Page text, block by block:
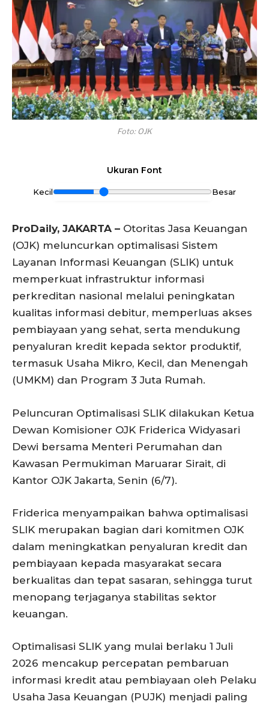
Foto: OJK
Ukuran Font
Kecil Besar
ProDaily, JAKARTA – Otoritas Jasa Keuangan
(OJK) meluncurkan optimalisasi Sistem
Layanan Informasi Keuangan (SLIK) untuk
memperkuat infrastruktur informasi
perkreditan nasional melalui peningkatan
kualitas informasi debitur, memperluas akses
pembiayaan yang sehat, serta mendukung
penyaluran kredit kepada sektor produktif,
termasuk Usaha Mikro, Kecil, dan Menengah
(UMKM) dan Program 3 Juta Rumah.
Peluncuran Optimalisasi SLIK dilakukan Ketua
Dewan Komisioner OJK Friderica Widyasari
Dewi bersama Menteri Perumahan dan
Kawasan Permukiman Maruarar Sirait, di
Kantor OJK Jakarta, Senin (6/7).
Friderica menyampaikan bahwa optimalisasi
SLIK merupakan bagian dari komitmen OJK
dalam meningkatkan penyaluran kredit dan
pembiayaan kepada masyarakat secara
berkualitas dan tepat sasaran, sehingga turut
menopang terjaganya stabilitas sektor
keuangan.
Optimalisasi SLIK yang mulai berlaku 1 Juli
2026 mencakup percepatan pembaruan
informasi kredit atau pembiayaan oleh Pelaku
Usaha Jasa Keuangan (PUJK) menjadi paling